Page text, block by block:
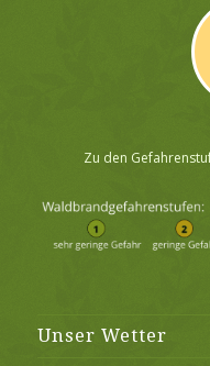
Zu den
Unser Wetter